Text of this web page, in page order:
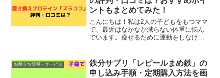
ントもまとめてみた！
こんにちは！私は2人の子どもをもつママ
で、最近はなかなか減らない体重に悩ん
でいます。瘦せるために運動をしなけれ
ス解消のためについつい食べ過ぎてしま
うことも…。そんなとき...
お役立ち情報・サービス
鉄分サプリ「レピールまめ鉄」の
申し込み手順・定期購入方法を画